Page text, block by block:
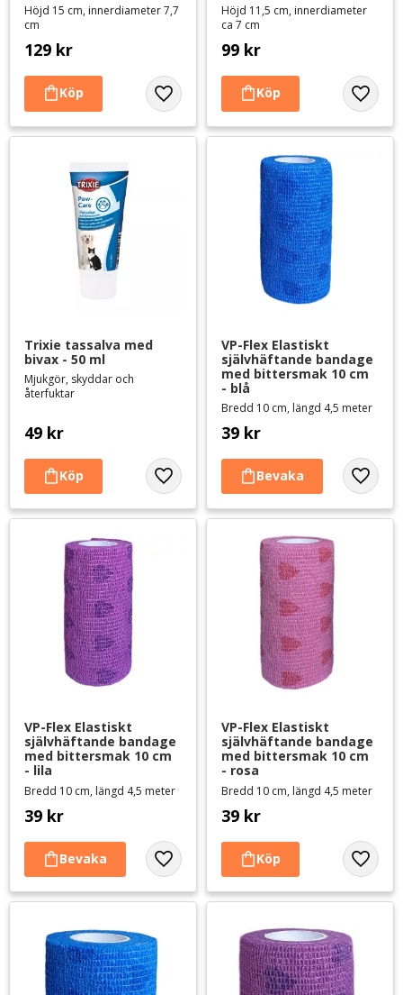
Höjd 15 cm, innerdiameter 7,7
cm
129 kr
Lägg till i favoriter
Höjd 11,5 cm, innerdiameter
ca 7 cm
99 kr
Lägg
Trixie tassalva med
bivax - 50 ml
Mjukgör, skyddar och
återfuktar
49 kr
Lägg till i favoriter
VP-Flex Elastiskt
självhäftande bandage
med bittersmak 10 cm
- blå
Bredd 10 cm, längd 4,5 meter
39 kr
Lägg
VP-Flex Elastiskt
självhäftande bandage
med bittersmak 10 cm
- lila
Bredd 10 cm, längd 4,5 meter
39 kr
Lägg till i favoriter
VP-Flex Elastiskt
självhäftande bandage
med bittersmak 10 cm
- rosa
Bredd 10 cm, längd 4,5 meter
39 kr
Lägg